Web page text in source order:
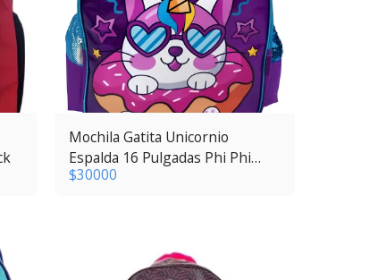
Mochila Gatita Unicornio
Espalda 16 Pulgadas Phi Phi
Bags
$30000